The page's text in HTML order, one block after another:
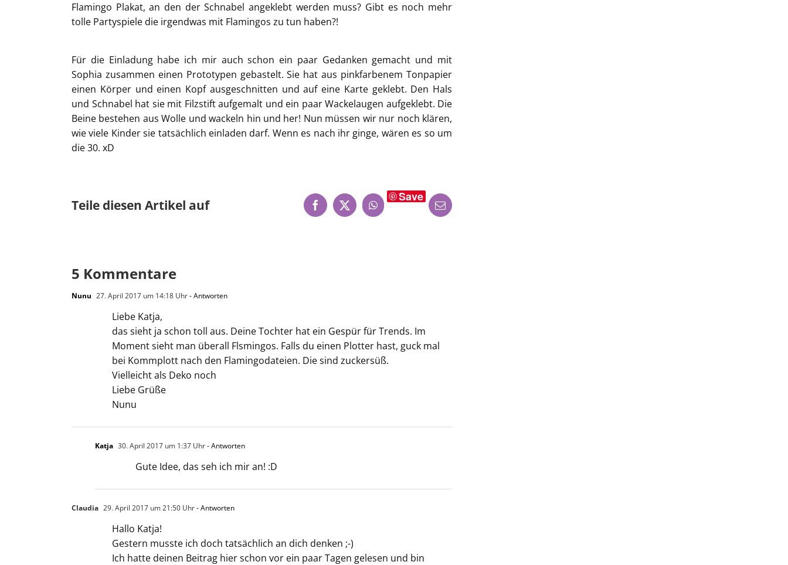
Flamingo Plakat, an den der Schnabel angeklebt werden muss? Gibt es noch mehr
tolle Partyspiele die irgendwas mit Flamingos zu tun haben?!
Für die Einladung habe ich mir auch schon ein paar Gedanken gemacht und mit
Sophia zusammen einen Prototypen gebastelt. Sie hat aus pinkfarbenem Tonpapier
einen Körper und einen Kopf ausgeschnitten und auf eine Karte geklebt. Den Hals
und Schnabel hat sie mit Filzstift aufgemalt und ein paar Wackelaugen aufgeklebt. Die
Beine bestehen aus Wolle und wackeln hin und her! Nun müssen wir nur noch klären,
wie viele Kinder sie tatsächlich einladen darf. Wenn es nach ihr ginge, wären es so um
die 30. xD
Teile diesen Artikel auf Facebook
X WhatsApp
Save
E-
Mail
5 Kommentare
Nunu 27. April 2017 um 14:18 Uhr- Antworten
Liebe Katja,
das sieht ja schon toll aus. Deine Tochter hat ein Gespür für Trends. Im
Moment sieht man überall Flsmingos. Falls du einen Plotter hast, guck mal
bei Kommplott nach den Flamingodateien. Die sind zuckersüß.
Vielleicht als Deko noch
Liebe Grüße
Nunu
Katja 30. April 2017 um 1:37 Uhr- Antworten
Gute Idee, das seh ich mir an! :D
Claudia 29. April 2017 um 21:50 Uhr- Antworten
Hallo Katja!
Gestern musste ich doch tatsächlich an dich denken ;-)
Ich hatte deinen Beitrag hier schon vor ein paar Tagen gelesen und bin